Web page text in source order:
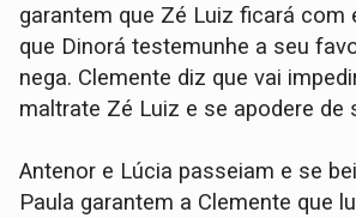
garantem que Zé Luiz ficará com
que Dinorá testemunhe a seu
nega. Clemente diz que vai
maltrate Zé Luiz e se apodere de
Antenor e Lúcia passeiam e se
Paula garantem a Clemente que